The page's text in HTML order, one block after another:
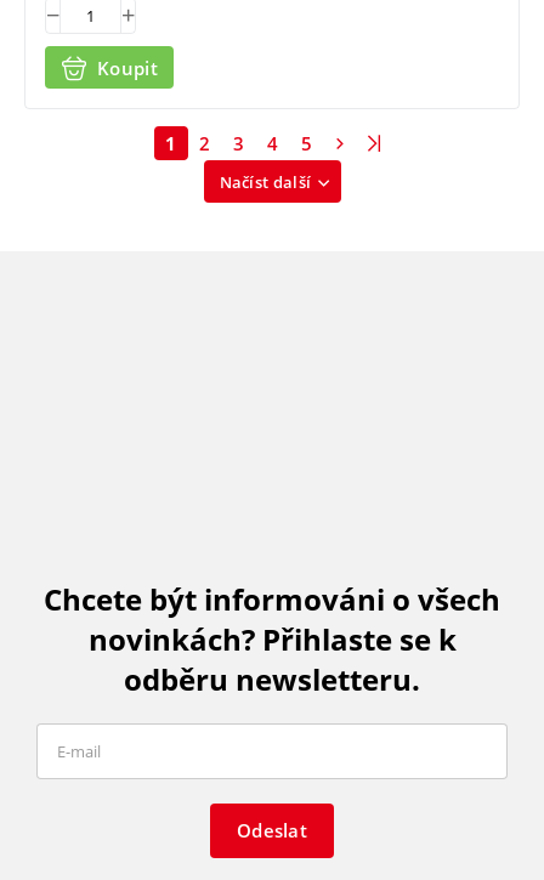
Koupit
Načíst další
1 2 3 4 5
Chcete být informováni o všech
novinkách? Přihlaste se k
odběru newsletteru.
Odeslat